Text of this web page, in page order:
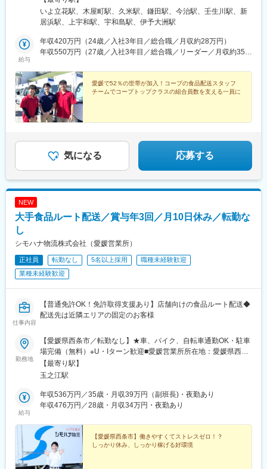
県宇和島市■愛媛県大洲市※希望を十分に考慮し配属いたします。
※エリア詳細は当組合HPの「コープえひめについて」もご覧くだ
＞▼県内転勤ありの場合→愛媛県内いずれかの事業所・店舗に配
属・転勤あり▼エリア勤務の場合松山／今治・西条／西条・新居
エリア内の配属・転勤あり＞＞★POINT年に1回の面談で、エリア
希望から総合職への変更も可能！（その逆もOK）そのため「子ど
もが大きくなったタイミングで切り替えたい」「仕事に慣れるま
ではエリア勤務がイイ」など、本人の希望や家庭の事情をしっか
りと考慮。長く働ける仕組みを整えています。【本部】愛媛県松
いよ立花駅、木屋町駅、久米駅、鎌田駅、今治駅、壬生川駅、新
居浜駅、上宇和駅、宇和島駅、伊予大洲駅
給与
年収420万円（24歳／入社3年目／総合職／月収約28万円）
年収550万円（27歳／入社3年目／総合職／リーダー／月収約35万
愛媛で52％の世帯が加入！コープの食品配送スタッフ
チームでコープトップクラスの組合員数を支える一員に
気になる 応募する
NEW
大手食品ルート配送／賞与年3回／月10日休み／転勤な
し
シモハナ物流株式会社（愛媛営業所）
正社員 転勤なし 5名以上採用
職種未経験歓迎
業種未経験歓迎
仕事内容
【普通免許OK！免許取得支援あり】店舗向けの食品ルート配送◆
配送先は近隣エリアの固定のお客様
勤務地
【愛媛県西条市／転勤なし】★車、バイク、自転車通勤OK・駐車
場完備（無料）※U・Iターン歓迎■愛媛営業所所在地：愛媛県西条
市丹原町来見791-2※室内原則禁煙（屋外喫煙スペース有）
【最寄り駅】
玉之江駅
給与
年収536万円／35歳・月収39万円（副班長)・夜勤あり
年収476万円／28歳・月収34万円・夜勤あり
【愛媛県西条市】働きやすくてストレスゼロ！？
しっかり休み、しっかり稼げる好環境